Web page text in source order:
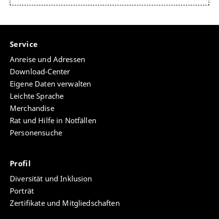
außeruniversitären Berufsfeldern. Weitere
Die Promovierendenvertretung ist die gemeinsame
Vertretung der Doktorand*innenschaft an der
Universität Erfurt. Sie fördert die interdisziplinäre,
kooperative und internationale Promotionskultur an
der Universität Erfurt, und macht sich stark für die
Interessen der Promovierenden in den uni-internen
Gremien. Mit verschiedenen Veranstaltungen
Themen und leistet darüber hin aus einen Beitrag
und zur Vernetzung der Promovierenden
untereinander.
Weitere Informationen finden Sie
Service
Anreise und Adressen
Download-Center
Eigene Daten verwalten
Leichte Sprache
Merchandise
Rat und Hilfe in Notfällen
Personensuche
Profil
Diversität und Inklusion
Porträt
Zertifikate und Mitgliedschaften